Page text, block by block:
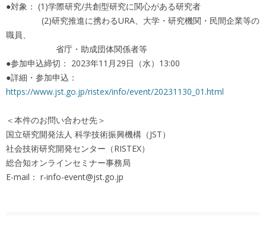
●対象： (1)学際研究/共創型研究に関心がある研究者
(2)研究推進に携わるURA、大学・研究機関・民間企業等の
職員、
省庁・助成団体関係者等
●参加申込締切： 2023年11月29日（水）13:00
●詳細・参加申込：
https://www.jst.go.jp/ristex/info/event/20231130_01.html
＜本件のお問い合わせ先＞
国立研究開発法人 科学技術振興機構（JST）
社会技術研究開発センター（RISTEX）
総合知オンラインセミナー事務局
E-mail： r-info-event@jst.go.jp